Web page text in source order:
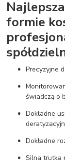
formie
Precyzyjne
świadczą o
Dokładne
Dokładne
Silna trutka